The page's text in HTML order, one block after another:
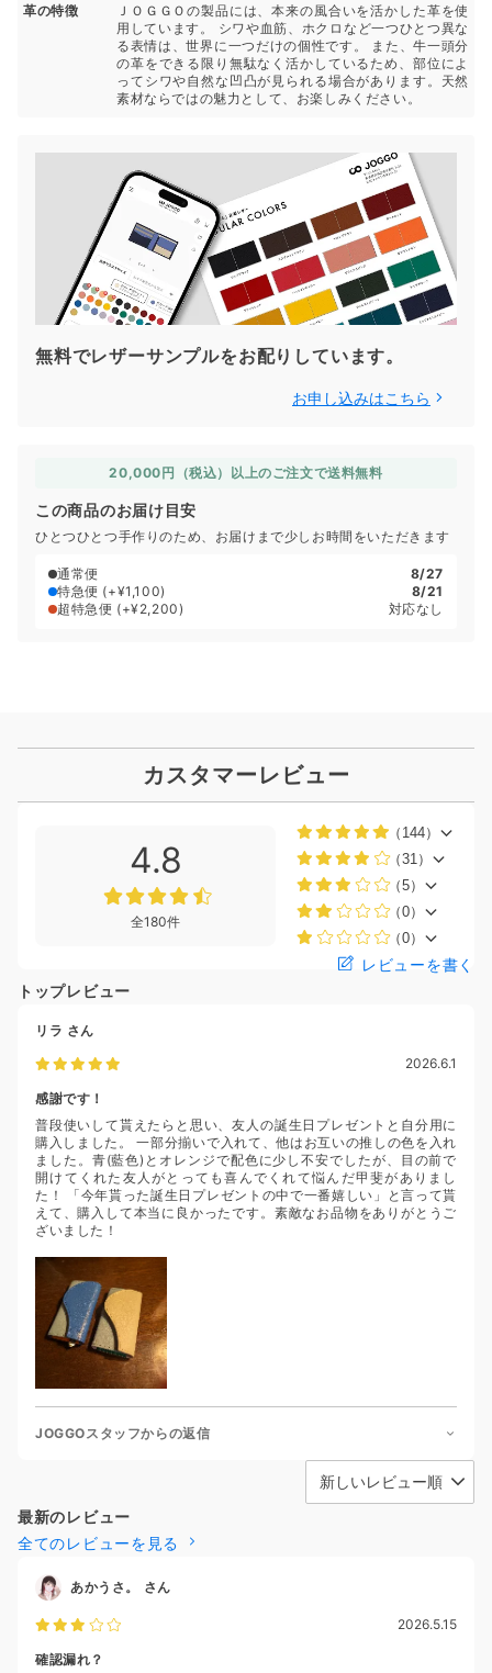
革の特徴
ＪＯＧＧＯの製品には、本来の風合いを活かした革を使
用しています。 シワや血筋、ホクロなど一つひとつ異な
る表情は、世界に一つだけの個性です。 また、牛一頭分
の革をできる限り無駄なく活かしているため、部位によ
ってシワや自然な凹凸が見られる場合があります。天然
素材ならではの魅力として、お楽しみください。
無料でレザーサンプルをお配りしています。
お申し込みはこちら
20,000円（税込）以上のご注文で送料無料
この商品のお届け目安
ひとつひとつ手作りのため、お届けまで少しお時間をいただきます
通常便
8/27
特急便 (+¥1,100)
8/21
超特急便 (+¥2,200) 対応なし
カスタマーレビュー
4.8
全180件
（144）
（31）
（5）
（0）
（0）
レビューを書く
トップレビュー
リラ さん
2026.6.1
感謝です！
普段使いして貰えたらと思い、友人の誕生日プレゼントと自分用に
購入しました。 一部分揃いで入れて、他はお互いの推しの色を入れ
ました。青(藍色)とオレンジで配色に少し不安でしたが、目の前で
開けてくれた友人がとっても喜んでくれて悩んだ甲斐がありまし
た！ 「今年貰った誕生日プレゼントの中で一番嬉しい」と言って貰
えて、購入して本当に良かったです。素敵なお品物をありがとうご
ざいました！
JOGGOスタッフからの返信
最新のレビュー
全てのレビューを見る
あかうさ。 さん
2026.5.15
確認漏れ？